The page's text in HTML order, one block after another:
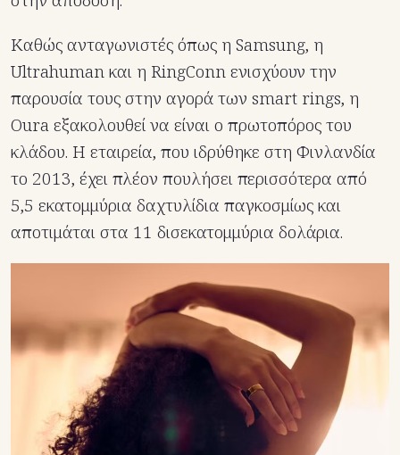
Καθώς ανταγωνιστές όπως η Samsung, η
Ultrahuman και η RingConn ενισχύουν την
παρουσία τους στην αγορά των smart rings, η
Oura εξακολουθεί να είναι ο πρωτοπόρος του
κλάδου. Η εταιρεία, που ιδρύθηκε στη Φινλανδία
το 2013, έχει πλέον πουλήσει περισσότερα από
5,5 εκατομμύρια δαχτυλίδια παγκοσμίως και
αποτιμάται στα 11 δισεκατομμύρια δολάρια.